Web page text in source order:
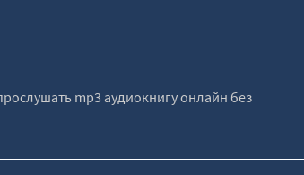
mp3 аудиокнигу онлайн без